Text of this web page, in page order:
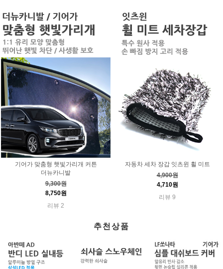
기어가 맞춤형 햇빛가리개 커튼
더뉴카니발
9,300원
8,750원
리뷰 2
자동차 세차 장갑 잇츠윈 휠 미트
4,900원
4,710원
리뷰 9
추천상품